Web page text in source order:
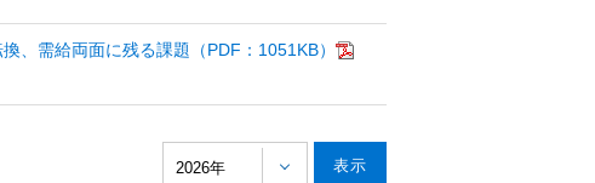
、需給両面に残る課題（PDF：1051KB）
2026年